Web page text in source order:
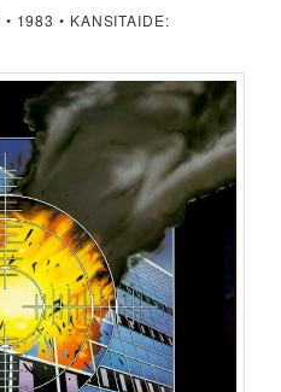
• 1983 • KANSITAIDE: